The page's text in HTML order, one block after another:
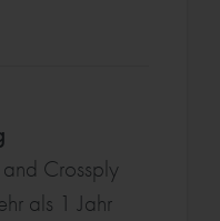
Crossply
als 1 Jahr